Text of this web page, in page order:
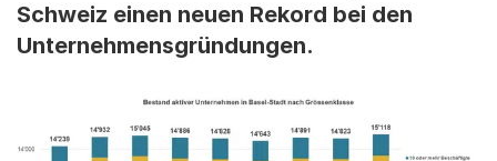
Schweiz einen neuen Rekord bei den
Unternehmensgründungen.